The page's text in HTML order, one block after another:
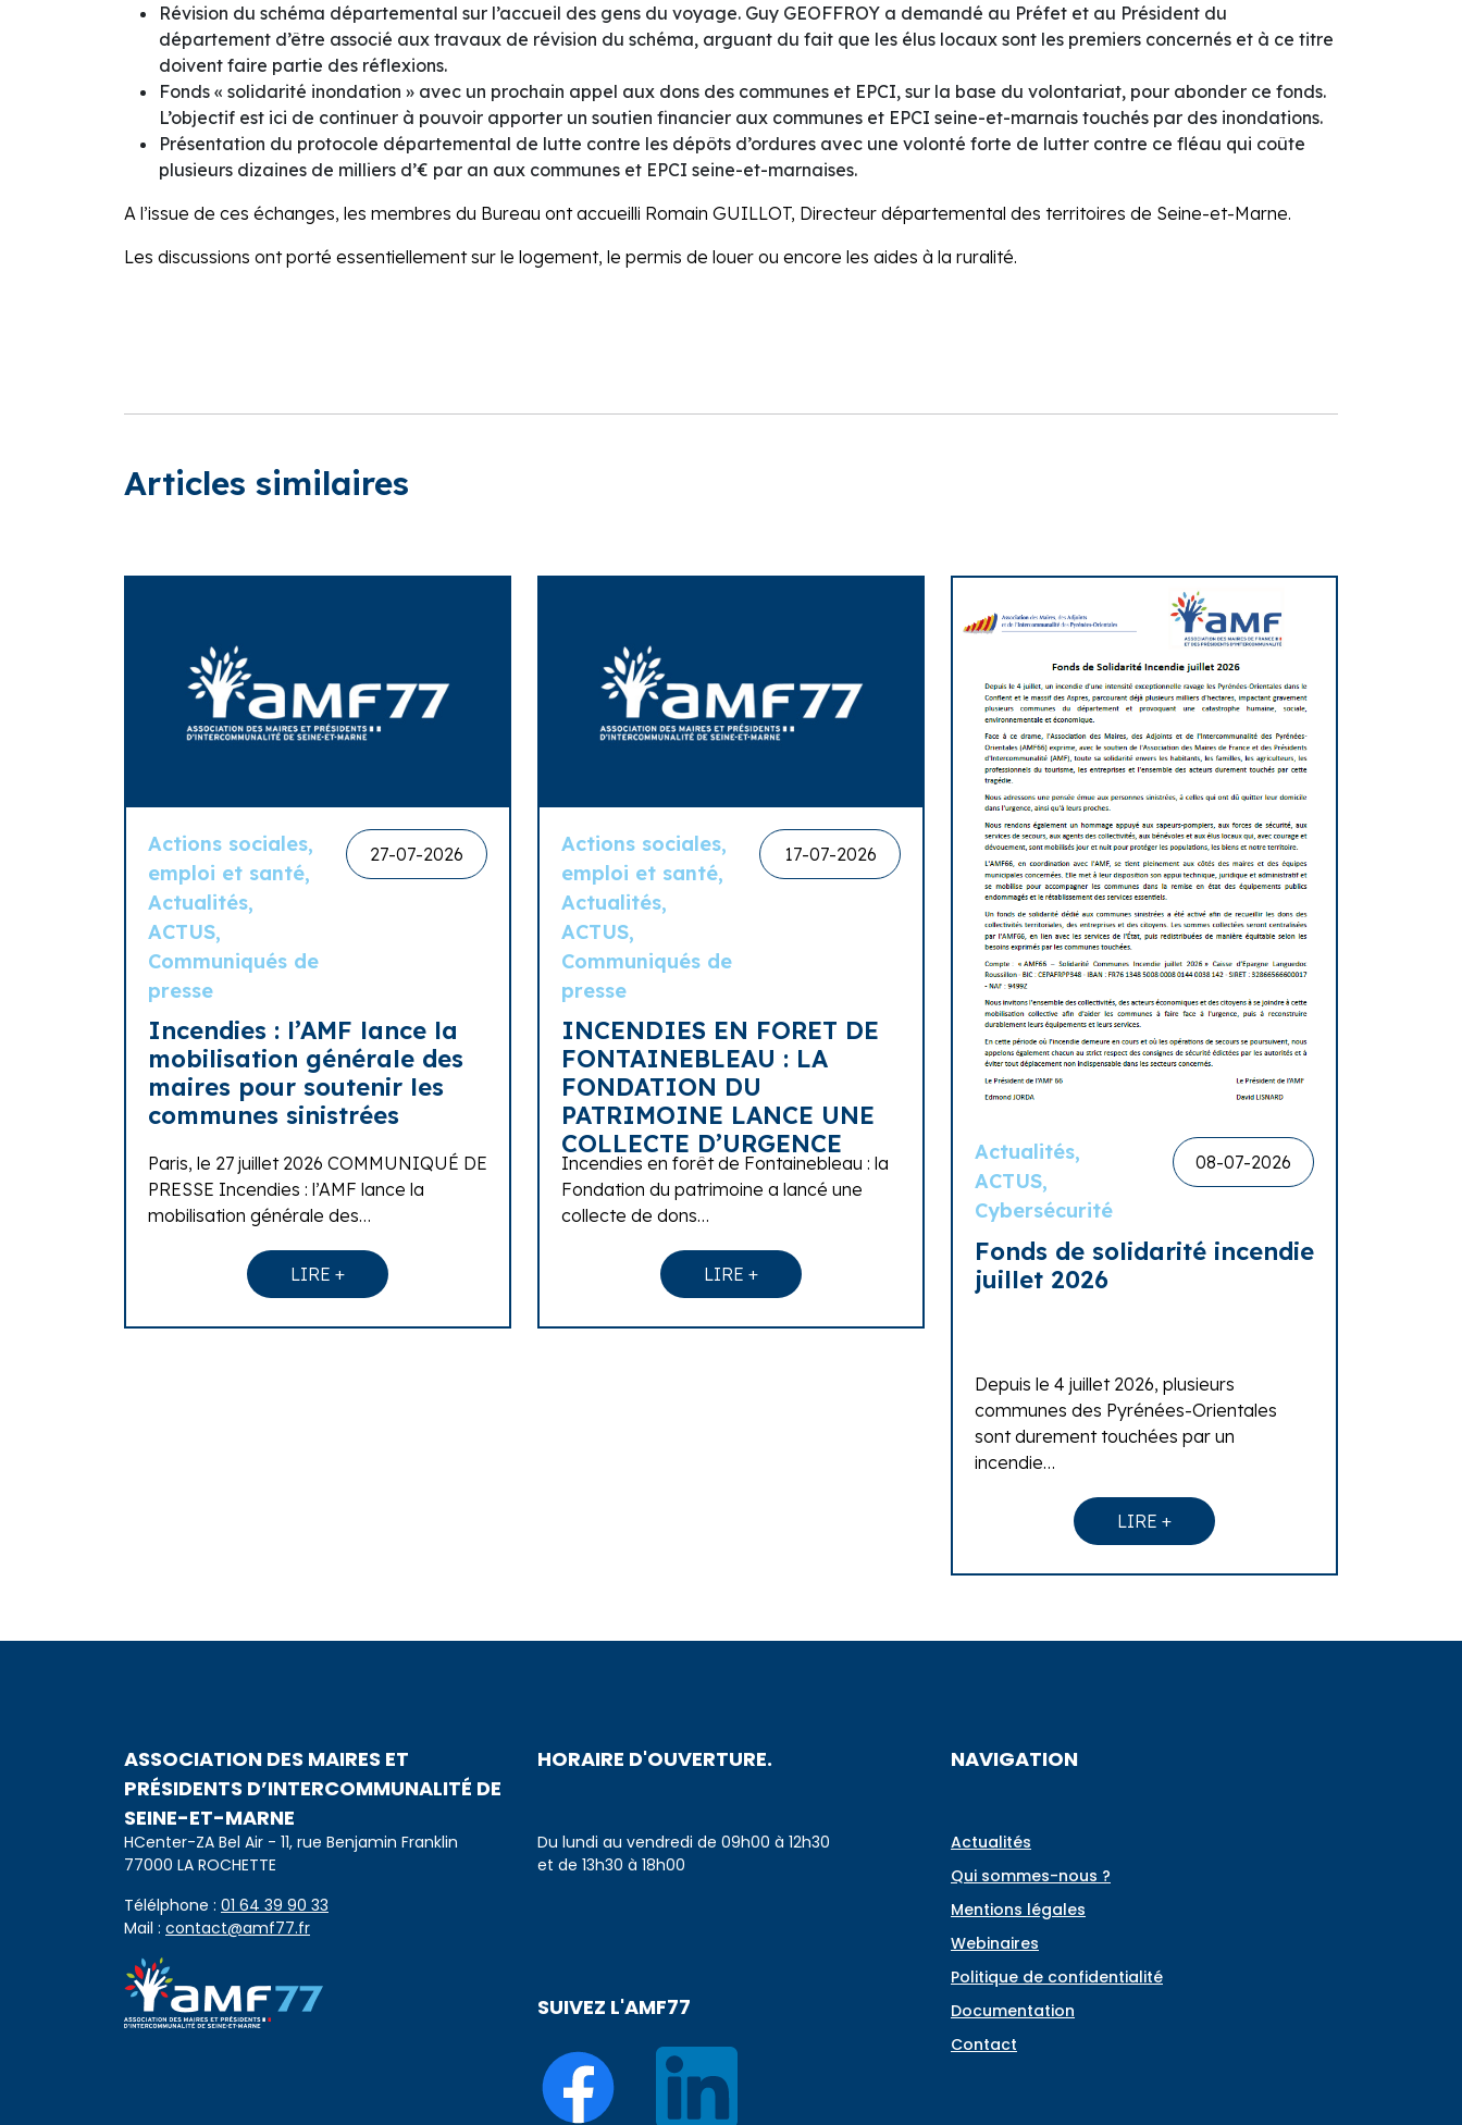
Révision du schéma départemental sur l’accueil des gens du voyage. Guy GEOFFROY a demandé au Préfet et au Président du
département d’être associé aux travaux de révision du schéma, arguant du fait que les élus locaux sont les premiers concernés et à ce titre
doivent faire partie des réflexions.
Fonds « solidarité inondation » avec un prochain appel aux dons des communes et EPCI, sur la base du volontariat, pour abonder ce fonds.
L’objectif est ici de continuer à pouvoir apporter un soutien financier aux communes et EPCI seine-et-marnais touchés par des inondations.
Présentation du protocole départemental de lutte contre les dépôts d’ordures avec une volonté forte de lutter contre ce fléau qui coûte
plusieurs dizaines de milliers d’€ par an aux communes et EPCI seine-et-marnaises.
A l’issue de ces échanges, les membres du Bureau ont accueilli Romain GUILLOT, Directeur départemental des territoires de Seine-et-Marne.
Les discussions ont porté essentiellement sur le logement, le permis de louer ou encore les aides à la ruralité.
Articles similaires
Actions sociales,
emploi et santé,
Actualités,
ACTUS,
Communiqués de
presse
27-07-2026
Incendies : l’AMF lance la
mobilisation générale des
maires pour soutenir les
communes sinistrées
Paris, le 27 juillet 2026 COMMUNIQUÉ DE
PRESSE Incendies : l’AMF lance la
mobilisation générale des…
LIRE +
Actions sociales,
emploi et santé,
Actualités,
ACTUS,
Communiqués de
presse
17-07-2026
INCENDIES EN FORET DE
FONTAINEBLEAU : LA
FONDATION DU
PATRIMOINE LANCE UNE
COLLECTE D’URGENCE
Incendies en forêt de Fontainebleau : la
Fondation du patrimoine a lancé une
collecte de dons…
LIRE +
Actualités,
ACTUS,
Cybersécurité
08-07-2026
Fonds de solidarité incendie
juillet 2026
Depuis le 4 juillet 2026, plusieurs
communes des Pyrénées-Orientales
sont durement touchées par un
incendie…
LIRE +
ASSOCIATION DES MAIRES ET
PRÉSIDENTS D’INTERCOMMUNALITÉ DE
SEINE-ET-MARNE
HCenter-ZA Bel Air - 11, rue Benjamin Franklin
77000 LA ROCHETTE
Télélphone : 01 64 39 90 33
Mail : contact@amf77.fr
HORAIRE D'OUVERTURE.
Du lundi au vendredi de 09h00 à 12h30
et de 13h30 à 18h00
SUIVEZ L'AMF77
NAVIGATION
Actualités
Qui sommes-nous ?
Mentions légales
Webinaires
Politique de confidentialité
Documentation
Contact